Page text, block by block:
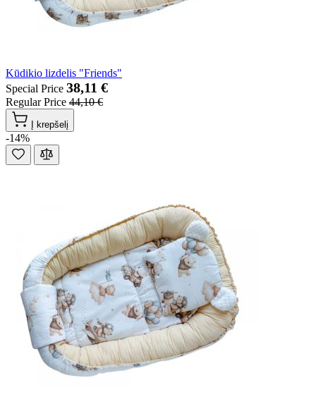
Kūdikio lizdelis "Friends"
Special Price 38,11 €
Regular Price 44,10 €
Į krepšelį
-14%